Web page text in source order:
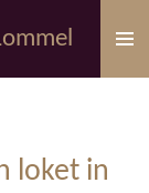
loket in